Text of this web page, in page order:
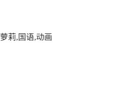
萝莉, 国语,动画